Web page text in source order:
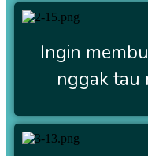
Ingin
nggak tau